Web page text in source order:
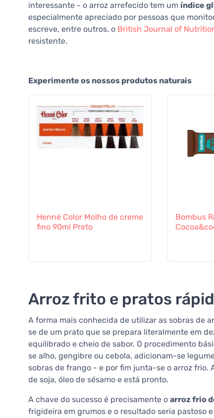
interessante - o arroz arrefecido tem um índice
especialmente apreciado por pessoas que
escreve, entre outros, o British Journal of
resistente.
Experimente os nossos produtos naturais
Henné Color Molho de creme
fino 90ml Preto
Bombus
Arroz frito e pratos
A forma mais conhecida de utilizar as sobras de
se de um prato que se prepara literalmente em
equilibrado e cheio de sabor. O procedimento
se alho, gengibre ou cebola, adicionam-se
sobras de frango - e por fim junta-se o arroz
de soja, óleo de sésamo e está pronto.
A chave do sucesso é precisamente o arroz frio
frigideira em grumos e o resultado seria pastoso